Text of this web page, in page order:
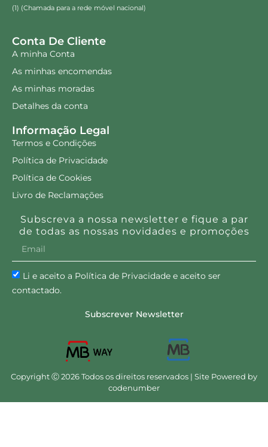
(1) (Chamada para a rede móvel nacional)
Conta De Cliente
A minha Conta
As minhas encomendas
As minhas moradas
Detalhes da conta
Informação Legal
Termos e Condições
Política de Privacidade
Política de Cookies
Livro de Reclamações
Subscreva a nossa newsletter e fique a par
de todas as nossas novidades e promoções
Li e aceito a Política de Privacidade e aceito ser
contactado.
Subscrever Newsletter
Copyright Ⓒ 2026 Todos os direitos reservados | Site Powered by
codenumber